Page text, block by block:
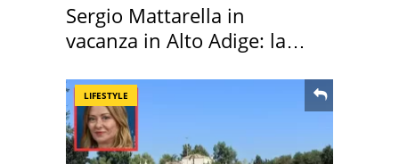
Sergio Mattarella in
vacanza in Alto Adige: la
LIFESTYLE